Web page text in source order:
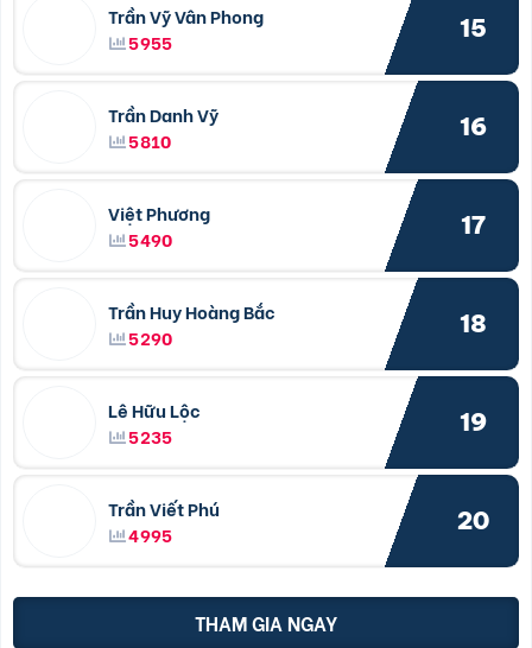
Trần Vỹ Vân Phong
5955
15
Trần Danh Vỹ
5810
16
Việt Phương
5490
17
Trần Huy Hoàng Bắc
5290
18
Lê Hữu Lộc
5235
19
Trần Viết Phú
4995
20
THAM GIA NGAY